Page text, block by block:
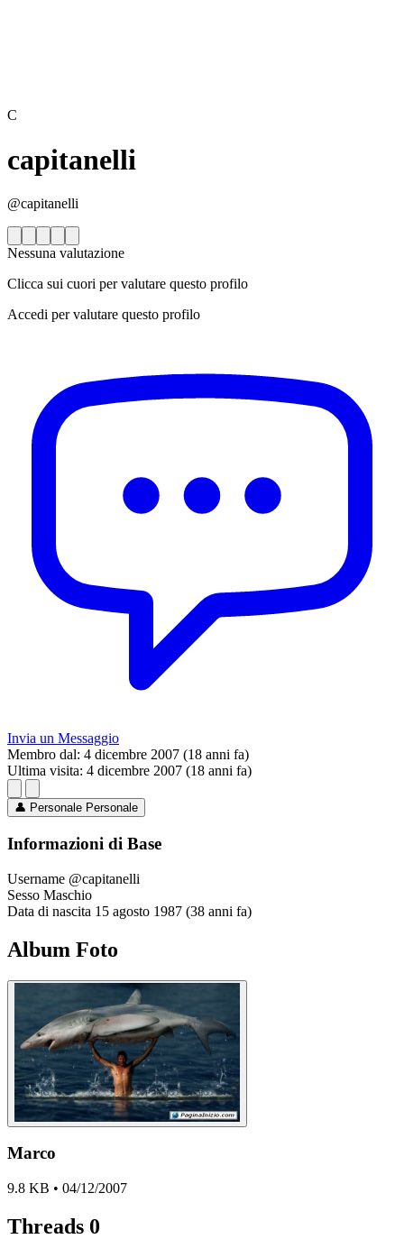
C
capitanelli
@capitanelli
Nessuna valutazione
Clicca sui cuori per valutare questo profilo
Accedi per valutare questo profilo
Invia un Messaggio
Membro dal: 4 dicembre 2007 (18 anni fa)
Ultima visita: 4 dicembre 2007 (18 anni fa)
👤 Personale Personale
Informazioni di Base
Username @capitanelli
Sesso Maschio
Data di nascita 15 agosto 1987 (38 anni fa)
Album Foto
Marco
9.8 KB • 04/12/2007
Threads 0